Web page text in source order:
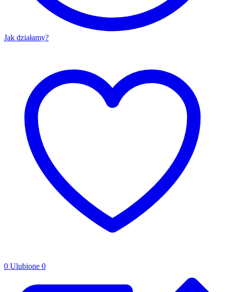
Jak działamy?
0 Ulubione 0